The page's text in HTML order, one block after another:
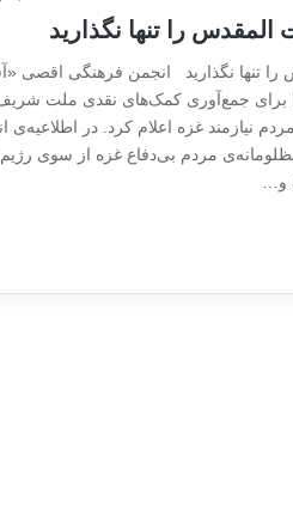
را تنها نگذارید
تنها نگذارید انجمن فرهنگی اقصی
برای جمع‌آوری کمک‌های نقدی ملت
نیازمند غزە اعلام کرد. در اطلاعیەی
مردم بی‌دفاع غزە از سوی رژیم
و…